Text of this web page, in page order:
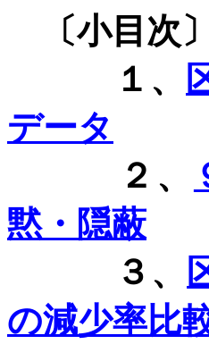
〔小目次〕
１、
データ
２、
黙・隠蔽
３、
の減少率比